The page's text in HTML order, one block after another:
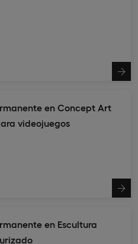
en Concept Art
videojuegos
en Escultura